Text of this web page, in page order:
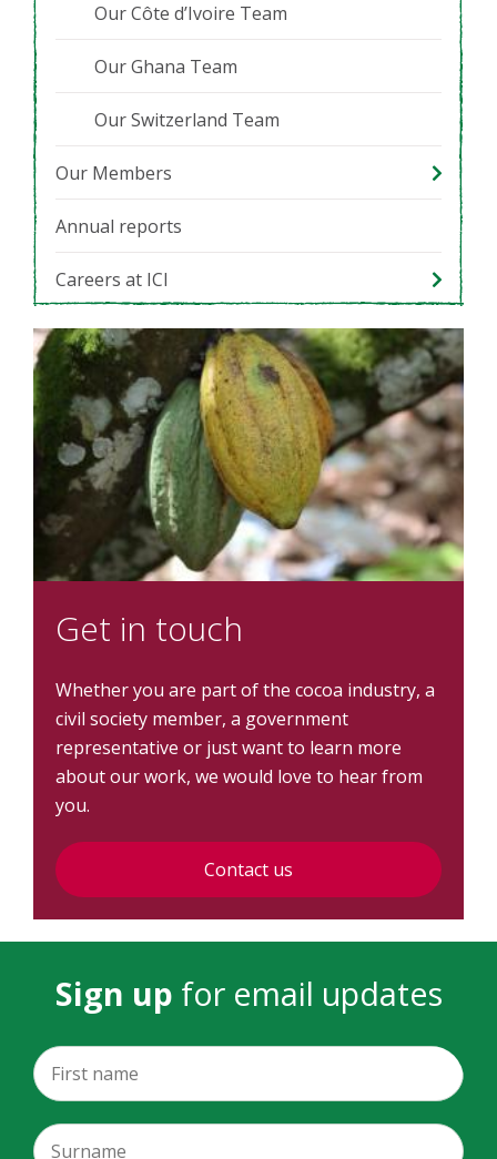
Our Côte d’Ivoire Team
Our Ghana Team
Our Switzerland Team
Our Members
Annual reports
Careers at ICI
Get in touch
Whether you are part of the cocoa industry, a
civil society member, a government
representative or just want to learn more
about our work, we would love to hear from
you.
Contact us
Sign up for email updates